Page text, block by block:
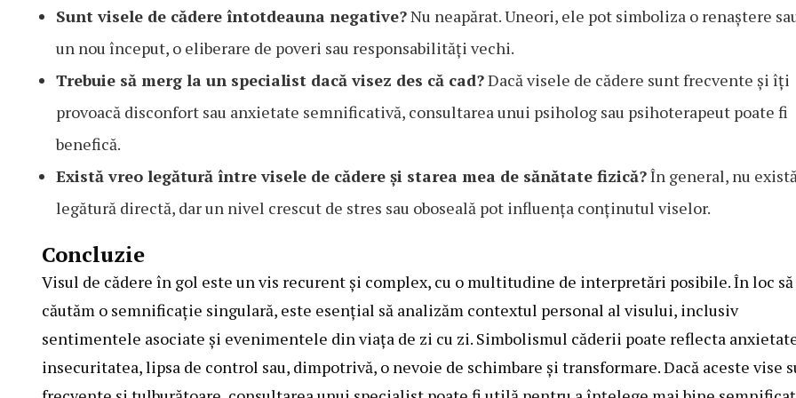
Sunt visele de cădere întotdeauna negative?Nu neapărat. Uneori, ele pot simboliza o renaștere
un nou început, o eliberare de poveri sau responsabilități vechi.
Trebuie să merg la un specialist dacă visez des că cad?Dacă visele de cădere sunt frecvente și îți
provoacă disconfort sau anxietate semnificativă, consultarea unui psiholog sau psihoterapeut poate fi
benefică.
Există vreo legătură între visele de cădere și starea mea de sănătate fizică?În general, nu
legătură directă, dar un nivel crescut de stres sau oboseală pot influența conținutul viselor.
Concluzie
Visul de cădere în gol este un vis recurent și complex, cu o multitudine de interpretări posibile. În loc să
căutăm o semnificație singulară, este esențial să analizăm contextul personal al visului, inclusiv
sentimentele asociate și evenimentele din viața de zi cu zi. Simbolismul căderii poate reflecta
insecuritatea, lipsa de control sau, dimpotrivă, o nevoie de schimbare și transformare. Dacă aceste vise